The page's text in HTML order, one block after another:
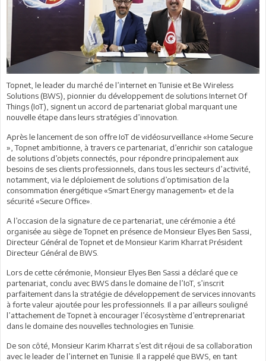
Topnet, le leader du marché de l’internet en Tunisie et Be Wireless
Solutions (BWS), pionnier du développement de solutions Internet Of
Things (IoT), signent un accord de partenariat global marquant une
nouvelle étape dans leurs stratégies d’innovation.
Après le lancement de son offre IoT de vidéosurveillance «Home Secure
», Topnet ambitionne, à travers ce partenariat, d’enrichir son catalogue
de solutions d’objets connectés, pour répondre principalement aux
besoins de ses clients professionnels, dans tous les secteurs d’activité,
notamment, via le déploiement de solutions d’optimisation de la
consommation énergétique «Smart Energy management» et de la
sécurité «Secure Office».
A l’occasion de la signature de ce partenariat, une cérémonie a été
organisée au siège de Topnet en présence de Monsieur Elyes Ben Sassi,
Directeur Général de Topnet et de Monsieur Karim Kharrat Président
Directeur Général de BWS.
Lors de cette cérémonie, Monsieur Elyes Ben Sassi a déclaré que ce
partenariat, conclu avec BWS dans le domaine de l’IoT, s’inscrit
parfaitement dans la stratégie de développement de services innovants
à forte valeur ajoutée pour les professionnels. Il a par ailleurs souligné
l’attachement de Topnet à encourager l’écosystème d’entreprenariat
dans le domaine des nouvelles technologies en Tunisie.
De son côté, Monsieur Karim Kharrat s’est dit réjoui de sa collaboration
avec le leader de l’internet en Tunisie. Il a rappelé que BWS, en tant